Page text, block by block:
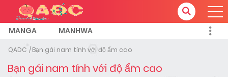
MANGA MANHWA
QADC Bạn gái nam tính với độ ẩm cao
Bạn gái nam tính với độ ẩm cao